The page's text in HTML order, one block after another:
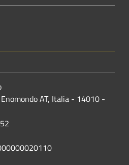
AT, Italia - 14010 -